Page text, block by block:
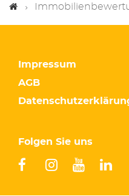
Impressum
AGB
Folgen Sie uns
facebookinstagram
youtube